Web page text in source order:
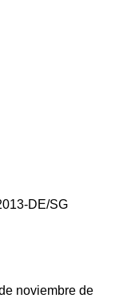
DE/SG
noviembre de